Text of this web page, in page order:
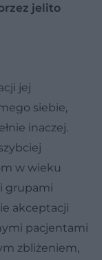
jelito
jej
siebie,
inaczej.
w wieku
grupami
akceptacji
pacjentami
zbliżeniem,